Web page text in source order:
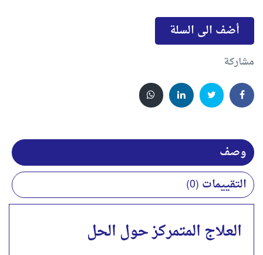
أضف الى السلة
مشاركة
وصف
التقييمات (0)
العلاج المتمركز حول الحل